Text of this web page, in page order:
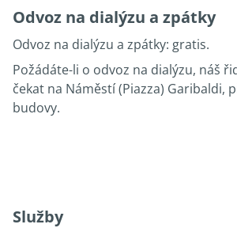
Odvoz na dialýzu a zpátky
Odvoz na dialýzu a zpátky: gratis.
Požádáte-li o odvoz na dialýzu, náš
čekat na Náměstí (Piazza) Garibaldi,
budovy.
Služby